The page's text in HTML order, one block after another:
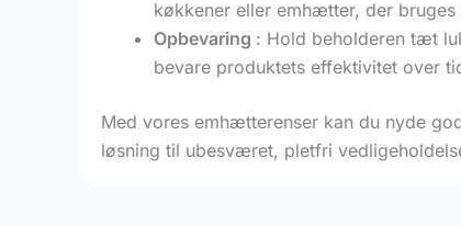
køkkener eller emhætter, der
Opbevaring : Hold beholderen tæt
bevare produktets effektivitet over
Med vores emhætterenser kan du nyde
løsning til ubesværet, pletfri